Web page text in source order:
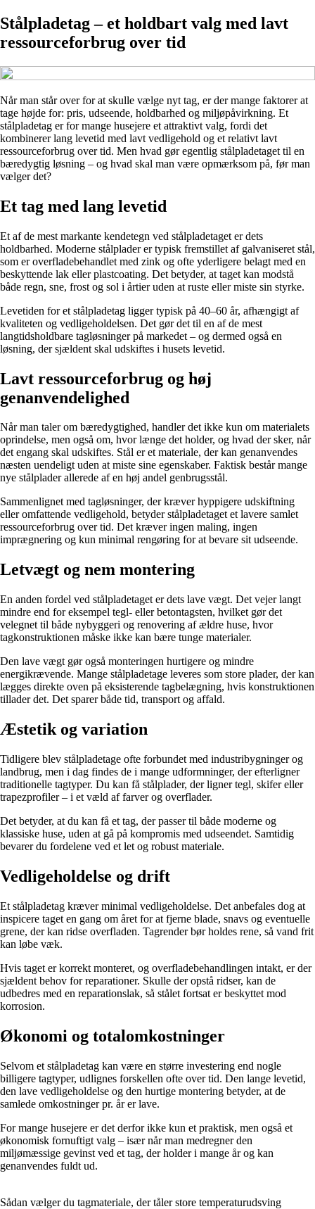
Stålpladetag – et holdbart valg med lavt
ressourceforbrug over tid
Når man står over for at skulle vælge nyt tag, er der mange faktorer at
tage højde for: pris, udseende, holdbarhed og miljøpåvirkning. Et
stålpladetag er for mange husejere et attraktivt valg, fordi det
kombinerer lang levetid med lavt vedligehold og et relativt lavt
ressourceforbrug over tid. Men hvad gør egentlig stålpladetaget til en
bæredygtig løsning – og hvad skal man være opmærksom på, før man
vælger det?
Et tag med lang levetid
Et af de mest markante kendetegn ved stålpladetaget er dets
holdbarhed. Moderne stålplader er typisk fremstillet af galvaniseret stål,
som er overfladebehandlet med zink og ofte yderligere belagt med en
beskyttende lak eller plastcoating. Det betyder, at taget kan modstå
både regn, sne, frost og sol i årtier uden at ruste eller miste sin styrke.
Levetiden for et stålpladetag ligger typisk på 40–60 år, afhængigt af
kvaliteten og vedligeholdelsen. Det gør det til en af de mest
langtidsholdbare tagløsninger på markedet – og dermed også en
løsning, der sjældent skal udskiftes i husets levetid.
Lavt ressourceforbrug og høj
genanvendelighed
Når man taler om bæredygtighed, handler det ikke kun om materialets
oprindelse, men også om, hvor længe det holder, og hvad der sker, når
det engang skal udskiftes. Stål er et materiale, der kan genanvendes
næsten uendeligt uden at miste sine egenskaber. Faktisk består mange
nye stålplader allerede af en høj andel genbrugsstål.
Sammenlignet med tagløsninger, der kræver hyppigere udskiftning
eller omfattende vedligehold, betyder stålpladetaget et lavere samlet
ressourceforbrug over tid. Det kræver ingen maling, ingen
imprægnering og kun minimal rengøring for at bevare sit udseende.
Letvægt og nem montering
En anden fordel ved stålpladetaget er dets lave vægt. Det vejer langt
mindre end for eksempel tegl- eller betontagsten, hvilket gør det
velegnet til både nybyggeri og renovering af ældre huse, hvor
tagkonstruktionen måske ikke kan bære tunge materialer.
Den lave vægt gør også monteringen hurtigere og mindre
energikrævende. Mange stålpladetage leveres som store plader, der kan
lægges direkte oven på eksisterende tagbelægning, hvis konstruktionen
tillader det. Det sparer både tid, transport og affald.
Æstetik og variation
Tidligere blev stålpladetage ofte forbundet med industribygninger og
landbrug, men i dag findes de i mange udformninger, der efterligner
traditionelle tagtyper. Du kan få stålplader, der ligner tegl, skifer eller
trapezprofiler – i et væld af farver og overflader.
Det betyder, at du kan få et tag, der passer til både moderne og
klassiske huse, uden at gå på kompromis med udseendet. Samtidig
bevarer du fordelene ved et let og robust materiale.
Vedligeholdelse og drift
Et stålpladetag kræver minimal vedligeholdelse. Det anbefales dog at
inspicere taget en gang om året for at fjerne blade, snavs og eventuelle
grene, der kan ridse overfladen. Tagrender bør holdes rene, så vand frit
kan løbe væk.
Hvis taget er korrekt monteret, og overfladebehandlingen intakt, er der
sjældent behov for reparationer. Skulle der opstå ridser, kan de
udbedres med en reparationslak, så stålet fortsat er beskyttet mod
korrosion.
Økonomi og totalomkostninger
Selvom et stålpladetag kan være en større investering end nogle
billigere tagtyper, udlignes forskellen ofte over tid. Den lange levetid,
den lave vedligeholdelse og den hurtige montering betyder, at de
samlede omkostninger pr. år er lave.
For mange husejere er det derfor ikke kun et praktisk, men også et
økonomisk fornuftigt valg – især når man medregner den
miljømæssige gevinst ved et tag, der holder i mange år og kan
genanvendes fuldt ud.
Sådan vælger du tagmateriale, der tåler store temperaturudsving